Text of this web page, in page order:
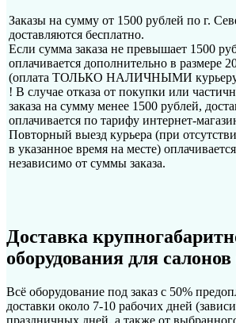
Заказы на сумму от 1500 рублей по г.
доставляются бесплатно.
Если сумма заказа не превышает 1500
оплачивается дополнительно в размере
(оплата ТОЛЬКО НАЛИЧНЫМИ
! В случае отказа от покупки или
заказа на сумму менее 1500 рублей,
оплачивается по тарифу интернет-
Повторный выезд курьера (при
в указанное время на месте)
независимо от суммы заказа.
Доставка
оборудования для
Всё оборудование под заказ с 50%
доставки около 7-10 рабочих дней
праздничных дней, а также от